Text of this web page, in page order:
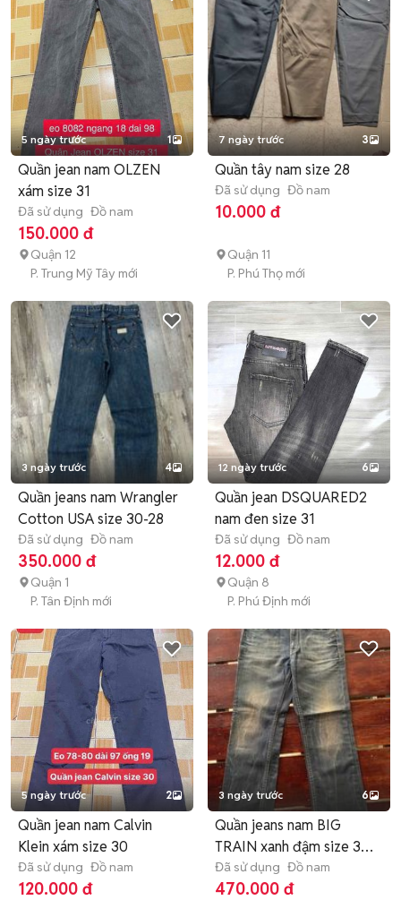
5 ngày trước 1
Quần jean nam OLZEN
xám size 31
Đã sử dụng Đồ nam
150.000 đ
Quận 12
P. Trung Mỹ Tây mới
7 ngày trước 3
Quần tây nam size 28
Đã sử dụng Đồ nam
10.000 đ
Quận 11
P. Phú Thọ mới
3 ngày trước 4
Quần jeans nam Wrangler
Cotton USA size 30-28
Đã sử dụng Đồ nam
350.000 đ
Quận 1
P. Tân Định mới
12 ngày trước 6
Quần jean DSQUARED2
nam đen size 31
Đã sử dụng Đồ nam
12.000 đ
Quận 8
P. Phú Định mới
5 ngày trước 2
Quần jean nam Calvin
Klein xám size 30
Đã sử dụng Đồ nam
120.000 đ
3 ngày trước 6
Quần jeans nam BIG
TRAIN xanh đậm size 30-
28
Đã sử dụng Đồ nam
470.000 đ